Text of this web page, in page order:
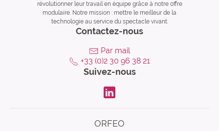
révolutionner leur travail en équipe grâce à notre offre
modulaire. Notre mission : mettre le meilleur de la
technologie au service du spectacle vivant.
Contactez-nous
Par mail
+33 (0)2 30 96 38 21
Suivez-nous
ORFEO